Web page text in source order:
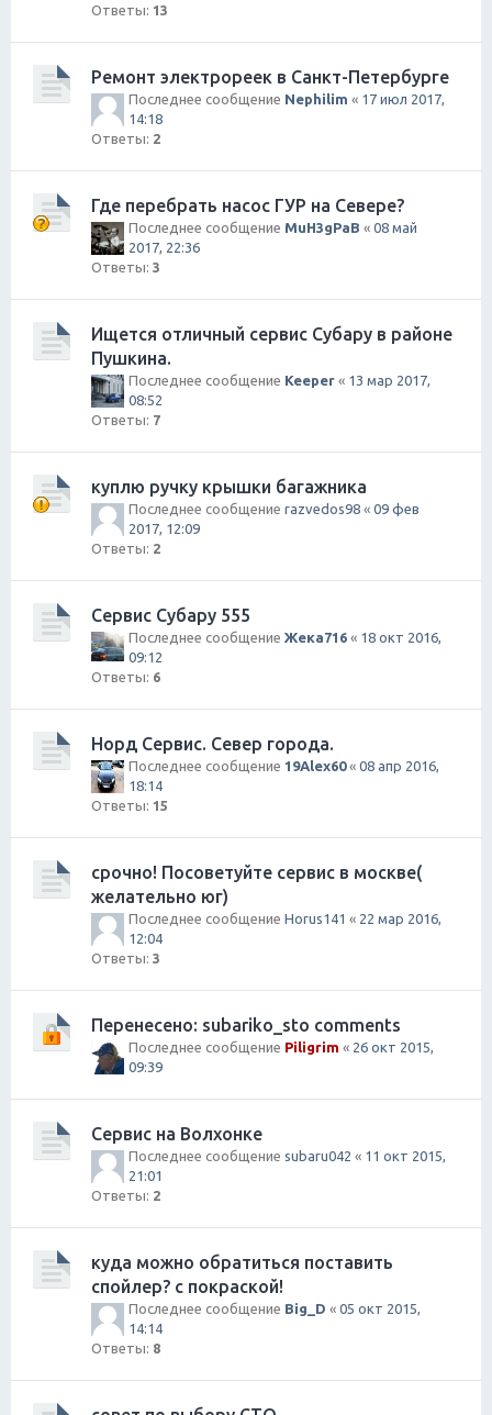
Ответы: 13
Ремонт электрореек в Санкт-Петербурге
Последнее сообщение Nephilim « 17 июл 2017,
14:18
Ответы: 2
Где перебрать насос ГУР на Севере?
Последнее сообщение MuH3gPaB « 08 май
2017, 22:36
Ответы: 3
Ищется отличный сервис Субару в районе
Пушкина.
Последнее сообщение Keeper « 13 мар 2017,
08:52
Ответы: 7
куплю ручку крышки багажника
Последнее сообщение razvedos98 « 09 фев
2017, 12:09
Ответы: 2
Сервис Субару 555
Последнее сообщение Жека716 « 18 окт 2016,
09:12
Ответы: 6
Норд Сервис. Север города.
Последнее сообщение 19Alex60« 08 апр 2016,
18:14
Ответы: 15
срочно! Посоветуйте сервис в москве(
желательно юг)
Последнее сообщение Horus141 « 22 мар 2016,
12:04
Ответы: 3
Перенесено: subariko_sto comments
Последнее сообщение Piligrim « 26 окт 2015,
09:39
Сервис на Волхонке
Последнее сообщение subaru042 « 11 окт 2015,
21:01
Ответы: 2
куда можно обратиться поставить
спойлер? с покраской!
Последнее сообщение Big_D « 05 окт 2015,
14:14
Ответы: 8